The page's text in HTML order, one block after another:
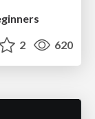
2 620